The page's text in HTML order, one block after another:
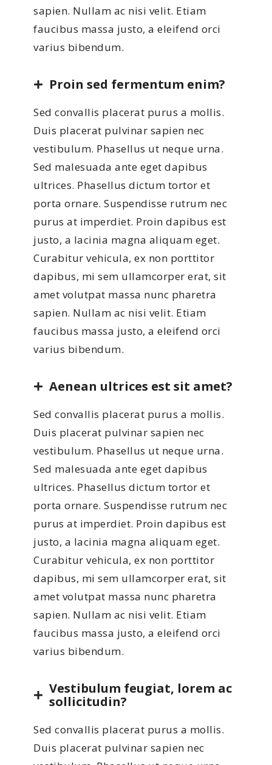
sapien. Nullam ac nisi velit. Etiam
faucibus massa justo, a eleifend orci
varius bibendum.
Proin sed fermentum enim?
Sed convallis placerat purus a mollis.
Duis placerat pulvinar sapien nec
vestibulum. Phasellus ut neque urna.
Sed malesuada ante eget dapibus
ultrices. Phasellus dictum tortor et
porta ornare. Suspendisse rutrum nec
purus at imperdiet. Proin dapibus est
justo, a lacinia magna aliquam eget.
Curabitur vehicula, ex non porttitor
dapibus, mi sem ullamcorper erat, sit
amet volutpat massa nunc pharetra
sapien. Nullam ac nisi velit. Etiam
faucibus massa justo, a eleifend orci
varius bibendum.
Aenean ultrices est sit amet?
Sed convallis placerat purus a mollis.
Duis placerat pulvinar sapien nec
vestibulum. Phasellus ut neque urna.
Sed malesuada ante eget dapibus
ultrices. Phasellus dictum tortor et
porta ornare. Suspendisse rutrum nec
purus at imperdiet. Proin dapibus est
justo, a lacinia magna aliquam eget.
Curabitur vehicula, ex non porttitor
dapibus, mi sem ullamcorper erat, sit
amet volutpat massa nunc pharetra
sapien. Nullam ac nisi velit. Etiam
faucibus massa justo, a eleifend orci
varius bibendum.
Vestibulum feugiat, lorem ac
sollicitudin?
Sed convallis placerat purus a mollis.
Duis placerat pulvinar sapien nec